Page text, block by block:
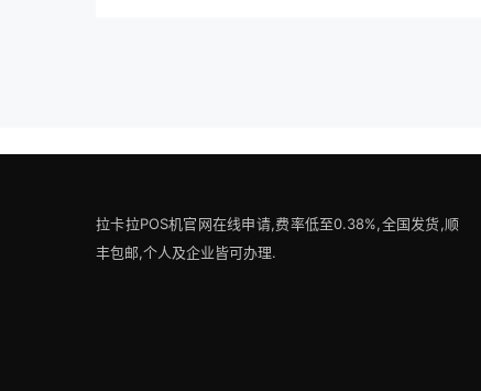
拉卡拉POS机官网在线申请,费率低至0.38%,全国发货,顺
丰包邮,个人及企业皆可办理.